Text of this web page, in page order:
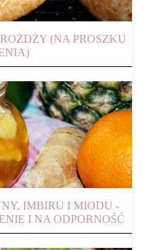
(NA PROSZKU
IMBIRU I MIODU -
I NA ODPORNOŚĆ